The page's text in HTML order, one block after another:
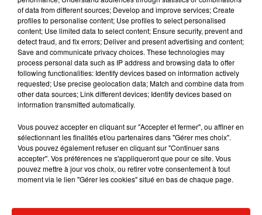
vie à cause de la Covid-19 depuis le début de l’épidémie.
Musique
7 août 2026
album après sa tournée mondiale
7 août 2026
of data from different sources; Develop and improve services; Create
profiles to personalise content; Use profiles to select personalised
content; Use limited data to select content; Ensure security, prevent and
detect fraud, and fix errors; Deliver and present advertising and content;
Save and communicate privacy choices. These technologies may
process personal data such as IP address and browsing data to offer
following functionalities: Identify devices based on information actively
requested; Use precise geolocation data; Match and combine data from
other data sources; Link different devices; Identify devices based on
information transmitted automatically.
Vous pouvez accepter en cliquant sur "Accepter et fermer", ou affiner en
sélectionnant les finalités et/ou partenaires dans "Gérer mes choix".
Vous pouvez également refuser en cliquant sur "Continuer sans
accepter". Vos préférences ne s'appliqueront que pour ce site. Vous
pouvez mettre à jour vos choix, ou retirer votre consentement à tout
moment via le lien "Gérer les cookies" situé en bas de chaque page.